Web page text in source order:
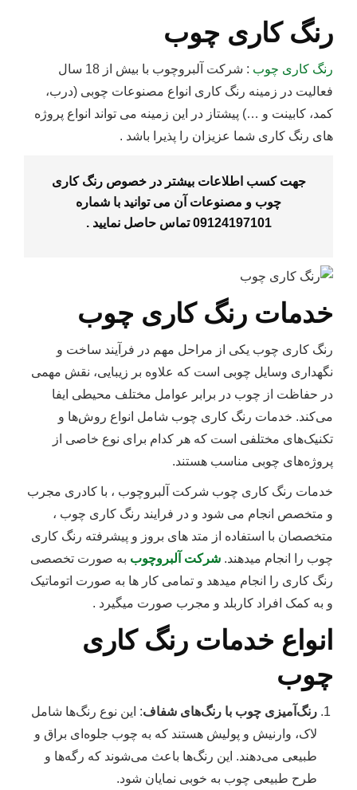
رنگ کاری چوب
رنگ کاری چوب
: شرکت آلبروچوب با بیش از 18 سال
فعالیت در زمینه رنگ کاری انواع مصنوعات چوبی (درب،
کمد، کابینت و …) پیشتاز در این زمینه می تواند انواع پروژه
های رنگ کاری شما عزیزان را پذیرا باشد .
جهت کسب اطلاعات بیشتر در خصوص رنگ کاری
چوب و مصنوعات آن می توانید با شماره
09124197101تماس حاصل نمایید .
خدمات رنگ کاری چوب
رنگ‌ کاری چوب یکی از مراحل مهم در فرآیند ساخت و
نگهداری وسایل چوبی است که علاوه بر زیبایی، نقش مهمی
در حفاظت از چوب در برابر عوامل مختلف محیطی ایفا
می‌کند. خدمات رنگ کاری چوب شامل انواع روش‌ها و
تکنیک‌های مختلفی است که هر کدام برای نوع خاصی از
پروژه‌های چوبی مناسب هستند.
خدمات رنگ کاری چوب شرکت آلبروچوب ، با کادری مجرب
و متخصص انجام می شود و در فرایند رنگ کاری چوب ،
متخصصان با استفاده از متد های بروز و پیشرفته رنگ کاری
چوب را انجام میدهند. شرکت آلبروچوب به صورت تخصصی
رنگ کاری را انجام میدهد و تمامی کار ها به صورت اتوماتیک
و به کمک افراد کاربلد و مجرب صورت میگیرد .
انواع خدمات رنگ‌ کاری
چوب
رنگ‌آمیزی چوب با رنگ‌های شفاف: این نوع رنگ‌ها شامل
لاک، وارنیش و پولیش هستند که به چوب جلوه‌ای براق و
طبیعی می‌دهند. این رنگ‌ها باعث می‌شوند که رگه‌ها و
طرح طبیعی چوب به خوبی نمایان شود.